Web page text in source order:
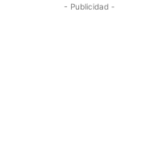
- Publicidad -